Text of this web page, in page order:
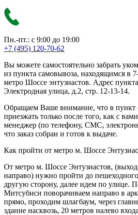
Пн.-пт.: с 9:00 до 19:00
+7 (495) 120-70-62
Вы можете самостоятельно забрать
из пункта самовывоза, находящимся в
метро Шоссе энтузиастов. Адрес
Электродная улица, д.2, стр. 12-13-14.
Обращаем Ваше внимание, что в пункт
приезжать только после того, как с
менеджер (по телефону, СМС,
что заказ собран и готов к выдаче.
Как пройти от метро м. Шоссе
От метро м. Шоссе Энтузиастов, (выход
направо) нужно пройти до
другую сторону, далее идем по улице.
Митсубиси поворачиваем направо в
прямо, проходим шлагбаум, через
здание насквозь, 20 метров налево